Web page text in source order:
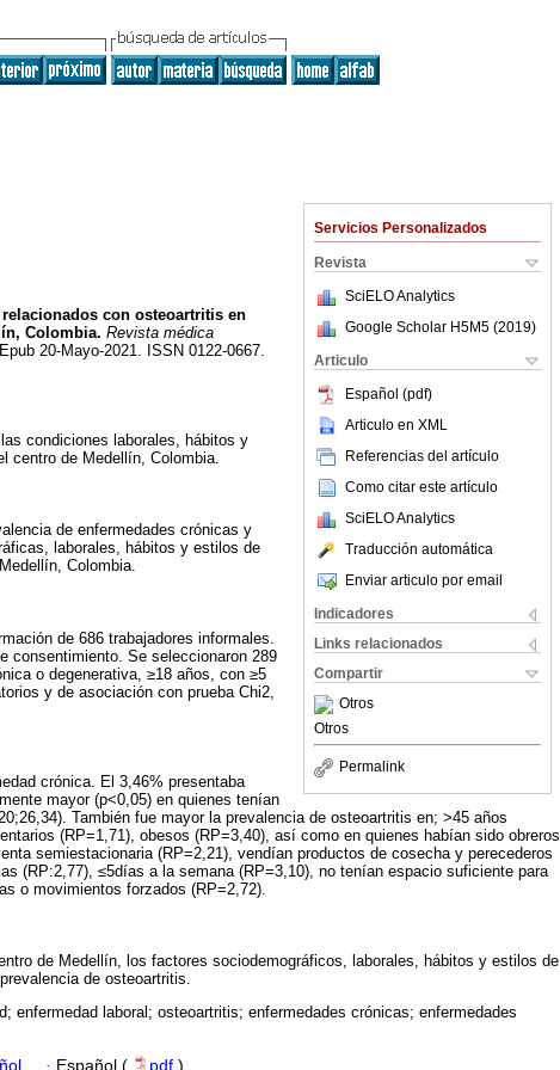
Servicios Personalizados
Revista
SciELO Analytics
Google Scholar H5M5 (2019)
Articulo
Español (pdf)
Articulo en XML
Referencias del artículo
Como citar este artículo
SciELO Analytics
Traducción automática
Enviar articulo por email
Indicadores
Links relacionados
Compartir
Otros
Otros
Permalink
relacionados con osteoartritis en
Colombia. Revista médica
20-Mayo-2021. ISSN 0122-0667.
condiciones laborales, hábitos y
centro de Medellín, Colombia.
de enfermedades crónicas y
laborales, hábitos y estilos de
Colombia.
de 686 trabajadores informales.
consentimiento. Se seleccionaron 289
o degenerativa, ≥18 años, con ≥5
y de asociación con prueba Chi2,
crónica. El 3,46% presentaba
mayor (p<0,05) en quienes tenían
También fue mayor la prevalencia de osteoartritis en; >45 años
(RP=1,71), obesos (RP=3,40), así como en quienes habían sido obreros
semiestacionaria (RP=2,21), vendían productos de cosecha y perecederos
(RP:2,77), ≤5días a la semana (RP=3,10), no tenían espacio suficiente para
o movimientos forzados (RP=2,72).
de Medellín, los factores sociodemográficos, laborales, hábitos y estilos de
de osteoartritis.
enfermedad laboral; osteoartritis; enfermedades crónicas; enfermedades
· Español ( pdf )